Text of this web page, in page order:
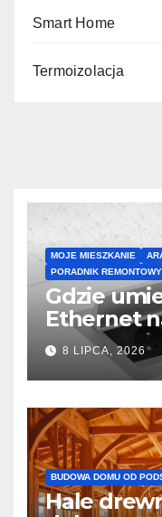
Smart Home
Termoizolacja
MOJE MIESZKANIE
PORADNIK REMONTOWY
Gdzie
Ethernet
8 LIPCA, 2026
BUDOWA DOMU OD
Hale